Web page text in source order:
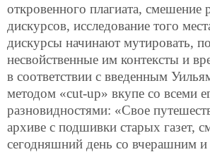
откровенного плагиата, смешение
дискурсов, исследование того
дискурсы начинают мутировать,
несвойственные им контексты и
в соответствии с введенным
методом «cut-up» вкупе со всеми
разновидностями: «Свое
архиве с подшивки старых газет,
сегодняшний день со вчерашним и